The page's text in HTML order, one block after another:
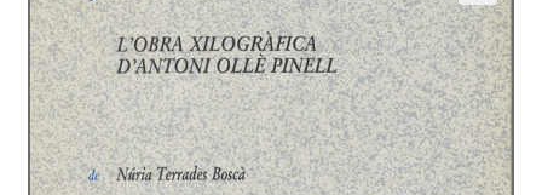
El meu compte
Finalitzar compra
Novetats